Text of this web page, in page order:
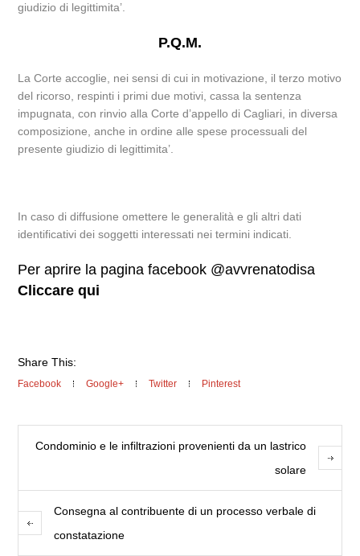
giudizio di legittimita’.
P.Q.M.
La Corte accoglie, nei sensi di cui in motivazione, il terzo motivo
del ricorso, respinti i primi due motivi, cassa la sentenza
impugnata, con rinvio alla Corte d’appello di Cagliari, in diversa
composizione, anche in ordine alle spese processuali del
presente giudizio di legittimita’.
In caso di diffusione omettere le generalità e gli altri dati
identificativi dei soggetti interessati nei termini indicati.
Per aprire la pagina facebook @avvrenatodisa
Cliccare qui
Share This:
Facebook Google+ Twitter Pinterest
Condominio e le infiltrazioni provenienti da un lastrico
solare
Consegna al contribuente di un processo verbale di
constatazione